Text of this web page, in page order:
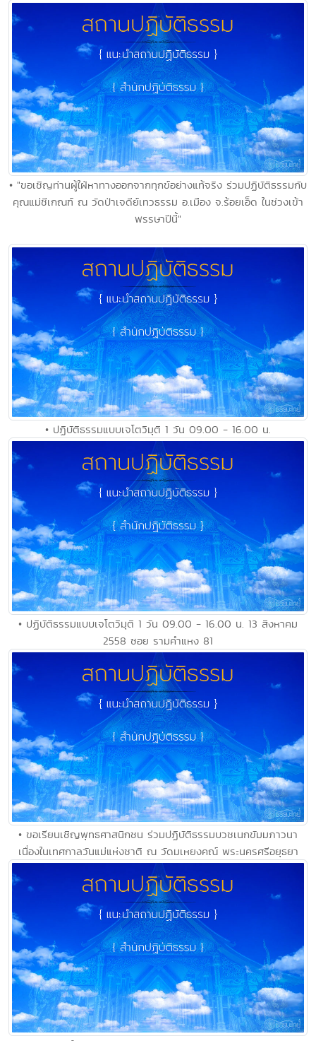
• "ขอเชิญท่านผู้ใฝ่หาทางออกจากทุกข์อย่างแท้จริง ร่วมปฏิบัติธรรมกับ
คุณแม่ชีเกณฑ์ ณ วัดป่าเจดีย์เทวธรรม อ.เมือง จ.ร้อยเอ็ด ในช่วงเข้า
พรรษาปีนี้"
• ปฏิบัติธรรมแบบเจโตวิมุติ 1 วัน 09.00 - 16.00 น.
• ปฏิบัติธรรมแบบเจโตวิมุติ 1 วัน 09.00 - 16.00 น. 13 สิงหาคม
2558 ซอย รามคำแหง 81
• ขอเรียนเชิญพุทธศาสนิกชน ร่วมปฏิบัติธรรมบวชเนกขัมมภาวนา
เนื่องในเทศกาลวันแม่แห่งชาติ ณ วัดมเหยงคณ์ พระนครศรีอยุธยา